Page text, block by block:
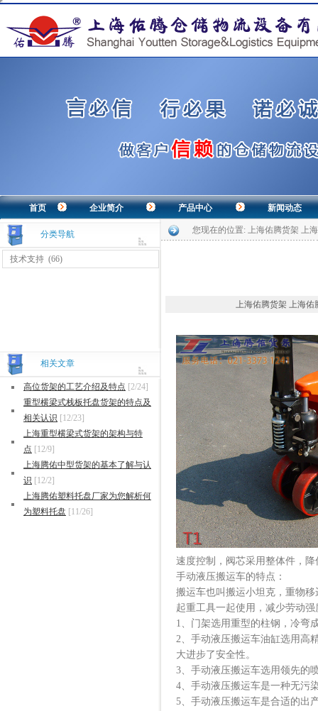
首页 企业简介 产品中心 新闻动态
分类导航
技术支持 (66)
相关文章
高位货架的工艺介绍及特点 [2/24]
重型横梁式栈板托盘货架的特点及
相关认识 [12/23]
上海重型横梁式货架的架构与特
点 [12/9]
上海腾佑中型货架的基本了解与认
识 [12/2]
上海腾佑塑料托盘厂家为您解析何
为塑料托盘 [11/26]
您现在的位置: 上海佑腾货架 上
上海佑腾货架 上海佑
速度控制，阀芯采用整体件，
手动液压搬运车的特点：
搬运车也叫搬运小坦克，重物
起重工具一起使用，减少劳动
1、门架选用重型的柱钢，冷弯
2、手动液压搬运车油缸选用高
大进步了安全性。
3、手动液压搬运车选用领先的
4、手动液压搬运车是一种无污
5、手动液压搬运车是合适的出